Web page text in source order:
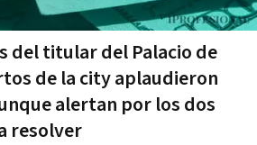
del titular del Palacio de
de la city aplaudieron
alertan por los dos
resolver